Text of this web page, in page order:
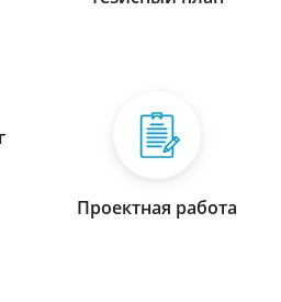
Проектная работа